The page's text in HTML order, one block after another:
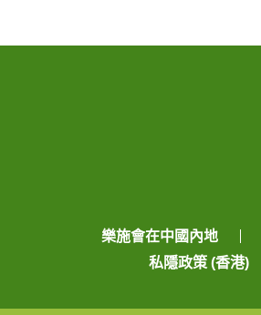
樂施會在中國內地
私隱政策 (香港)